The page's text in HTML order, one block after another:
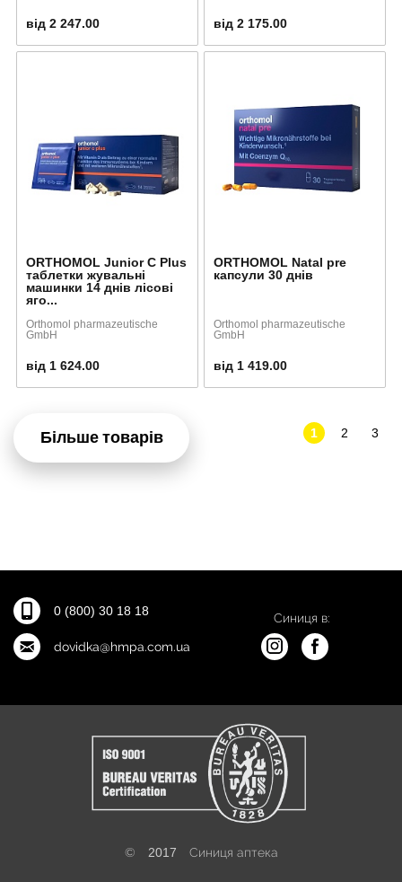
від 2 247.00 від 2 175.00
ORTHOMOL Junior C Plus
таблетки жувальні
машинки 14 днів лісові
яго...
Orthomol pharmazeutische
GmbH
від 1 624.00
ORTHOMOL Natal pre
капсули 30 днів
Orthomol pharmazeutische
GmbH
від 1 419.00
Більше товарів 1 2 3
0 (800) 30 18 18
dovidka@hmpa.com.ua
Синиця в:
© 2017 Синиця аптека